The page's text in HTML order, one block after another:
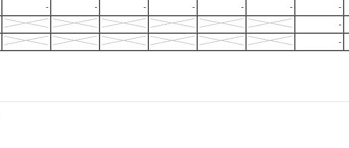
- - - - - -
-
-
-